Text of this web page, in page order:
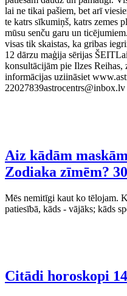
lai ne tikai pašiem, bet arī
te katrs sīkumiņš, katrs zemes
mūsu senču garu un
visas tik skaistas, ka gribas
12 dārzu maģija sērijas
konsultācijām pie Ilzes
informācijas uziināsiet
22027839astrocentrs@inbox.lv
Aiz kādām
Zodiaka zīmēm?
Mēs nemitīgi kaut ko tēlojam.
patiesībā, kāds - vājāks; kāds
Citādi horoskopi